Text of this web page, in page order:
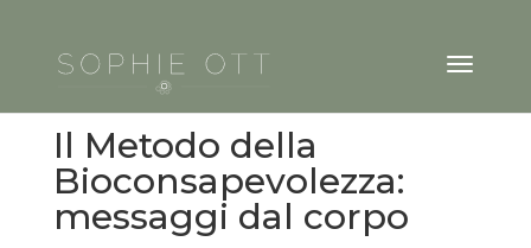
Il Metodo della
Bioconsapevolezza:
messaggi dal corpo